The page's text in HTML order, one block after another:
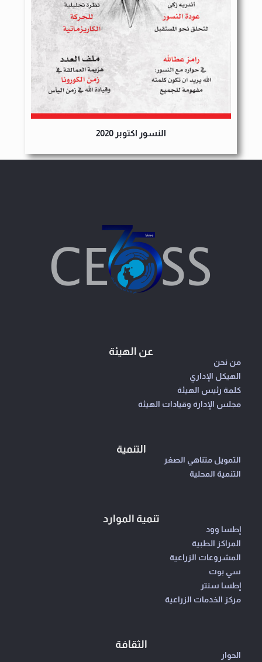
النسور اكتوبر 2020
عن الهيئة
من نحن
الهيكل الإداري
كلمة رئيس الهيئة
مجلس الإدارة وقيادات الهيئة
التنمية
التمويل متناهي الصغر
التنمية المحلية
تنمية الموارد
إطسا وود
المراكز الطبية
المشروعات الزراعية
سي بوت
إطسا سنتر
مركز الخدمات الزراعية
الثقافة
الحوار